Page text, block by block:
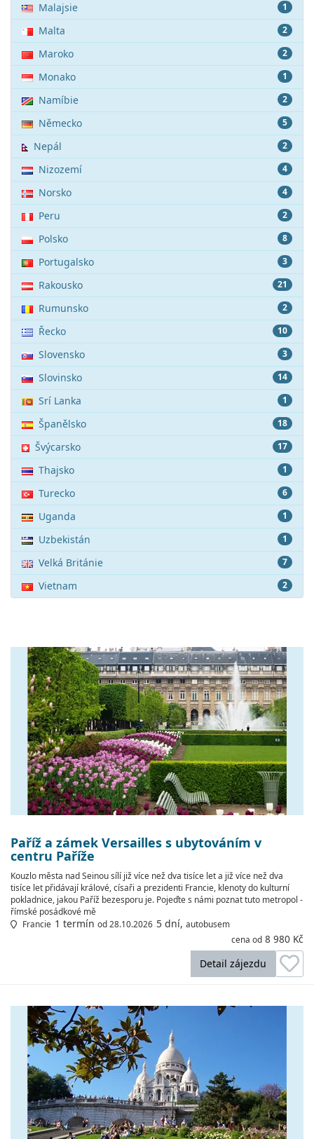
1
Malajsie
2
Malta
2
Maroko
1
Monako
2
Namíbie
5
Německo
2
Nepál
4
Nizozemí
4
Norsko
2
Peru
8
Polsko
3
Portugalsko
21
Rakousko
2
Rumunsko
10
Řecko
3
Slovensko
14
Slovinsko
1
Srí Lanka
18
Španělsko
17
Švýcarsko
1
Thajsko
6
Turecko
1
Uganda
1
Uzbekistán
7
Velká Británie
2
Vietnam
Paříž a zámek Versailles s ubytováním v
centru Paříže
Kouzlo města nad Seinou sílí již více než dva tisíce let a již více než dva
tisíce let přidávají králové, císaři a prezidenti Francie, klenoty do kulturní
pokladnice, jakou Paříž bezesporu je. Pojeďte s námi poznat tuto metropol -
římské posádkové mě
Francie 1 termín od 28.10.2026 5 dní, autobusem
cena od 8 980 Kč
Detail zájezdu